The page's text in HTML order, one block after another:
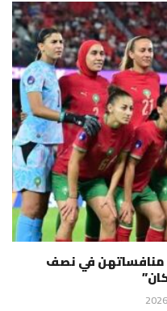
منافساتهن في نصف